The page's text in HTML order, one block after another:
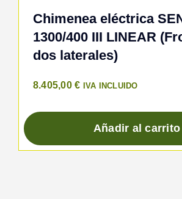
Chimenea eléctrica
1300/400 III LINEAR
dos laterales)
8.405,00€ IVA INCLUIDO
Añadir al carrito